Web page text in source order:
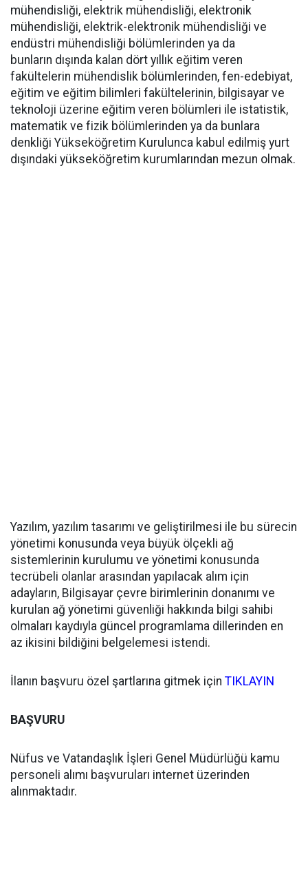
mühendisliği, elektrik mühendisliği, elektronik
mühendisliği, elektrik-elektronik mühendisliği ve
endüstri mühendisliği bölümlerinden ya da
bunların dışında kalan dört yıllık eğitim veren
fakültelerin mühendislik bölümlerinden, fen-edebiyat,
eğitim ve eğitim bilimleri fakültelerinin, bilgisayar ve
teknoloji üzerine eğitim veren bölümleri ile istatistik,
matematik ve fizik bölümlerinden ya da bunlara
denkliği Yükseköğretim Kurulunca kabul edilmiş yurt
dışındaki yükseköğretim kurumlarından mezun olmak.
Yazılım, yazılım tasarımı ve geliştirilmesi ile bu sürecin
yönetimi konusunda veya büyük ölçekli ağ
sistemlerinin kurulumu ve yönetimi konusunda
tecrübeli olanlar arasından yapılacak alım için
adayların, Bilgisayar çevre birimlerinin donanımı ve
kurulan ağ yönetimi güvenliği hakkında bilgi sahibi
olmaları kaydıyla güncel programlama dillerinden en
az ikisini bildiğini belgelemesi istendi.
İlanın başvuru özel şartlarına gitmek için TIKLAYIN
BAŞVURU
Nüfus ve Vatandaşlık İşleri Genel Müdürlüğü kamu
personeli alımı başvuruları internet üzerinden
alınmaktadır.